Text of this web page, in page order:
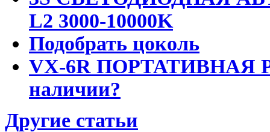
L2 3000-10000K
Подобрать цоколь
VX-6R ПОРТАТИВНАЯ
наличии?
Другие статьи